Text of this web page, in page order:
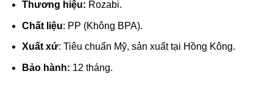
Thương hiệu: Rozabi.
Chất liệu: PP (Không BPA).
Xuất xứ: Tiêu chuẩn Mỹ, sản xuất tại Hồng Kông.
Bảo hành: 12 tháng.